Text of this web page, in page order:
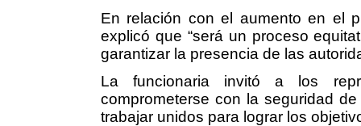
En relación con el aumento en el
explicó que “será un proceso
garantizar la presencia de las
La funcionaria invitó a los
comprometerse con la seguridad
trabajar unidos para lograr los